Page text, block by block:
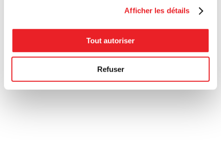
Afficher les détails
Tout autoriser
Refuser